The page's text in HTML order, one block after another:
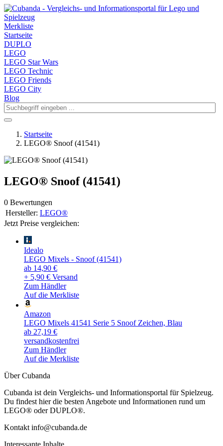
Merkliste
Startseite
DUPLO
LEGO
LEGO Star Wars
LEGO Technic
LEGO Friends
LEGO City
Blog
Startseite
LEGO® Snoof (41541)
LEGO® Snoof (41541)
0 Bewertungen
Hersteller: LEGO®
Jetzt Preise vergleichen:
Idealo
LEGO Mixels - Snoof (41541)
ab 14,90 €
+ 5,90 € Versand
Zum Händler
Auf die Merkliste
Amazon
LEGO Mixels 41541 Serie 5 Snoof Zeichen, Blau
ab 27,19 €
versandkostenfrei
Zum Händler
Auf die Merkliste
Über Cubanda
Cubanda ist dein Vergleichs- und Informationsportal für Spielzeug.
Du findest hier die besten Angebote und Informationen rund um
LEGO® oder DUPLO®.
Kontakt info@cubanda.de
Interessante Inhalte